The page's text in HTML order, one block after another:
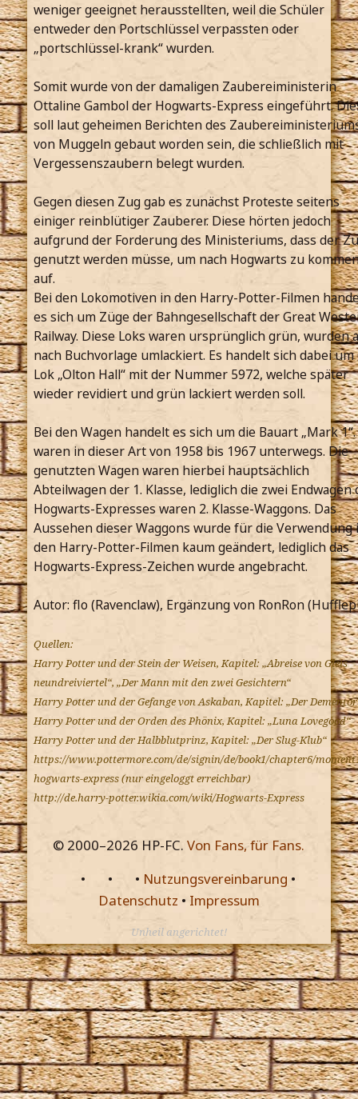
weniger geeignet herausstellten, weil die Schüler
entweder den Portschlüssel verpassten oder
„portschlüssel-krank“ wurden.
Somit wurde von der damaligen Zaubereiministerin
Ottaline Gambol der Hogwarts-Express eingeführt.
soll laut geheimen Berichten des
von Muggeln gebaut worden sein, die schließlich mit
Vergessenszaubern belegt wurden.
Gegen diesen Zug gab es zunächst Proteste seitens
einiger reinblütiger Zauberer. Diese hörten jedoch
aufgrund der Forderung des Ministeriums, dass der
genutzt werden müsse, um nach Hogwarts zu
auf.
Bei den Lokomotiven in den Harry-Potter-Filmen
es sich um Züge der Bahngesellschaft der Great
Railway. Diese Loks waren ursprünglich grün, wurden
nach Buchvorlage umlackiert. Es handelt sich dabei um
Lok „Olton Hall“ mit der Nummer 5972, welche später
wieder revidiert und grün lackiert werden soll.
Bei den Wagen handelt es sich um die Bauart „Mark 1“.
waren in dieser Art von 1958 bis 1967 unterwegs. Die
genutzten Wagen waren hierbei hauptsächlich
Abteilwagen der 1. Klasse, lediglich die zwei Endwagen
Hogwarts-Expresses waren 2. Klasse-Waggons. Das
Aussehen dieser Waggons wurde für die Verwendung
den Harry-Potter-Filmen kaum geändert, lediglich das
Hogwarts-Express-Zeichen wurde angebracht.
Autor: flo (Ravenclaw), Ergänzung von RonRon
Quellen:
Harry Potter und der Stein der Weisen, Kapitel: „Abreise von Gleis
neundreiviertel“, „Der Mann mit den zwei Gesichtern“
Harry Potter und der Gefange von Askaban, Kapitel: „Der
Harry Potter und der Orden des Phönix, Kapitel: „Luna Lovegood“
Harry Potter und der Halbblutprinz, Kapitel: „Der Slug-Klub“
https://www.pottermore.com/de/signin/de/book1/chapter6/
hogwarts-express (nur eingeloggt erreichbar)
http://de.harry-potter.wikia.com/wiki/Hogwarts-Express
© 2000–2026 HP-FC.Von Fans, für Fans.
•
• • Nutzungsvereinbarung •
Datenschutz • Impressum
Unheil angerichtet!